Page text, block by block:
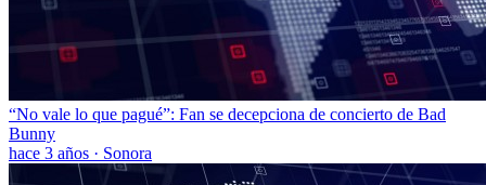
“No vale lo que pagué”: Fan se decepciona de concierto de Bad
Bunny
hace 3 años · Sonora